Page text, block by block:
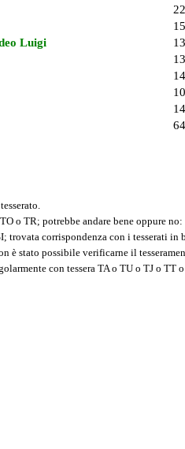
Luigi
o TR; potrebbe andare bene oppure
trovata corrispondenza con i tesserati
è stato possibile verificarne il
con tessera TA o TU o TJ o TT